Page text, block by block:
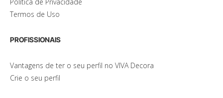
Termos de Uso
PROFISSIONAIS
Vantagens de ter o seu perfil no VIVA Decora
Crie o seu perfil